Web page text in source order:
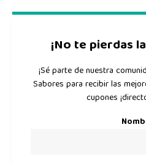
¡No te pierdas
¡Sé parte de nuestra
Sabores para recibir las
cupones